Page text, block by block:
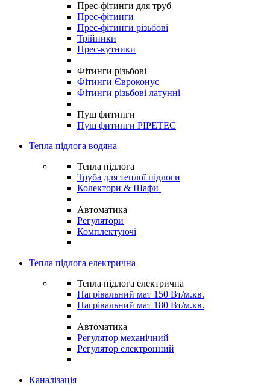
Прес-фітинги для труб
Прес-фітинги
Прес-фітинги різьбові
Трійники
Прес-кутники
Фітинги різьбові
Фітинги Євроконус
Фітинги різьбові латунні
Пуш фитинги
Пуш фитинги PIPETEC
Тепла підлога водяна
Тепла підлога
Труба для теплої підлоги
Колектори & Шафи
Автоматика
Регулятори
Комплектуючі
Тепла підлога електрична
Тепла підлога електрична
Нагрівальний мат 150 Вт/м.кв.
Нагрівальний мат 180 Вт/м.кв.
Автоматика
Регулятор механічний
Регулятор електронний
Каналізація